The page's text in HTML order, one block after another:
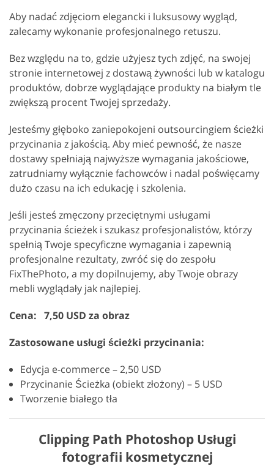
Aby nadać zdjęciom elegancki i luksusowy wygląd,
zalecamy wykonanie profesjonalnego retuszu.
Bez względu na to, gdzie użyjesz tych zdjęć, na swojej
stronie internetowej z dostawą żywności lub w katalogu
produktów, dobrze wyglądające produkty na białym tle
zwiększą procent Twojej sprzedaży.
Jesteśmy głęboko zaniepokojeni outsourcingiem ścieżki
przycinania z jakością. Aby mieć pewność, że nasze
dostawy spełniają najwyższe wymagania jakościowe,
zatrudniamy wyłącznie fachowców i nadal poświęcamy
dużo czasu na ich edukację i szkolenia.
Jeśli jesteś zmęczony przeciętnymi usługami
przycinania ścieżek i szukasz profesjonalistów, którzy
spełnią Twoje specyficzne wymagania i zapewnią
profesjonalne rezultaty, zwróć się do zespołu
FixThePhoto, a my dopilnujemy, aby Twoje obrazy
mebli wyglądały jak najlepiej.
Cena: 7,50 USD za obraz
Zastosowane usługi ścieżki przycinania:
Edycja e-commerce – 2,50 USD
Przycinanie Ścieżka (obiekt złożony) – 5 USD
Tworzenie białego tła
Clipping Path Photoshop Usługi
fotografii kosmetycznej